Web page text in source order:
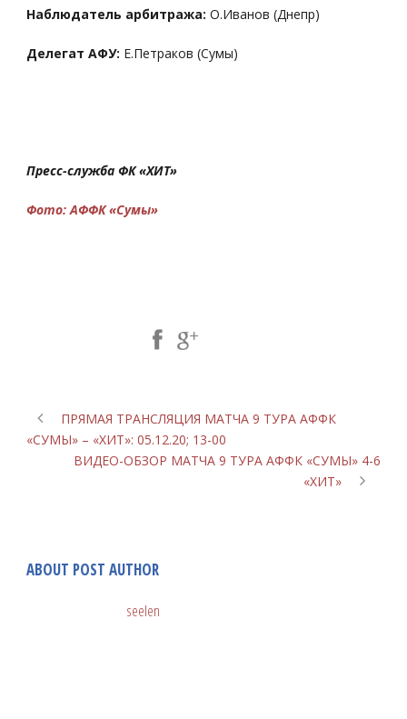
Наблюдатель арбитража: О.Иванов (Днепр)
Делегат АФУ: Е.Петраков (Сумы)
Пресс-служба ФК «ХИТ»
Фото: АФФК «Сумы»
ПРЯМАЯ ТРАНСЛЯЦИЯ МАТЧА 9 ТУРА АФФК
«СУМЫ» – «ХИТ»: 05.12.20; 13-00
ВИДЕО-ОБЗОР МАТЧА 9 ТУРА АФФК «СУМЫ» 4-6
«ХИТ»
ABOUT POST AUTHOR
seelen